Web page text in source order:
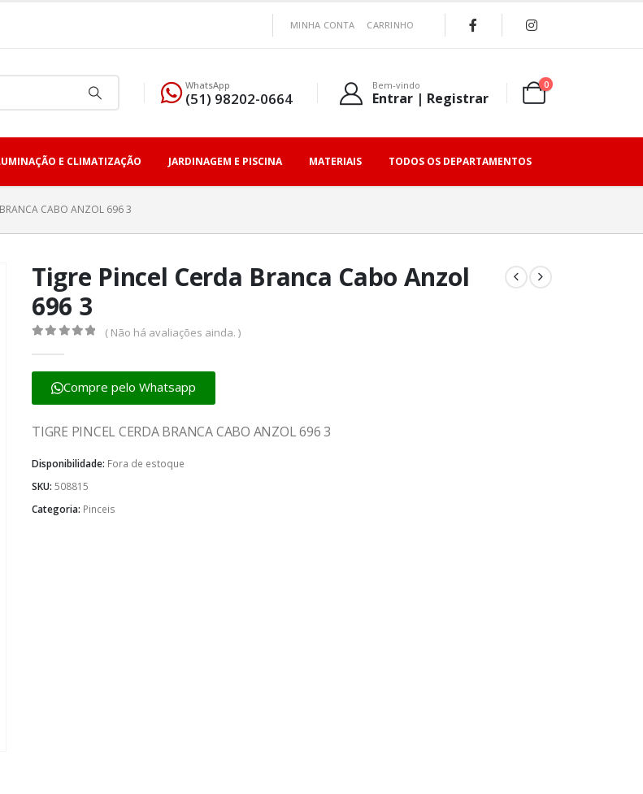
MINHA CONTA CARRINHO
WhatsApp
(51) 98202-0664
Bem-vindo
Entrar | Registrar
0
E CLIMATIZAÇÃO JARDINAGEM E PISCINA MATERIAIS TODOS OS DEPARTAMENTOS
BRANCA CABO ANZOL 696 3
Tigre Pincel Cerda Branca Cabo Anzol
696 3
( Não há avaliações ainda. )
Compre pelo Whatsapp
TIGRE PINCEL CERDA BRANCA CABO ANZOL 696 3
Disponibilidade: Fora de estoque
SKU: 508815
Categoria: Pinceis